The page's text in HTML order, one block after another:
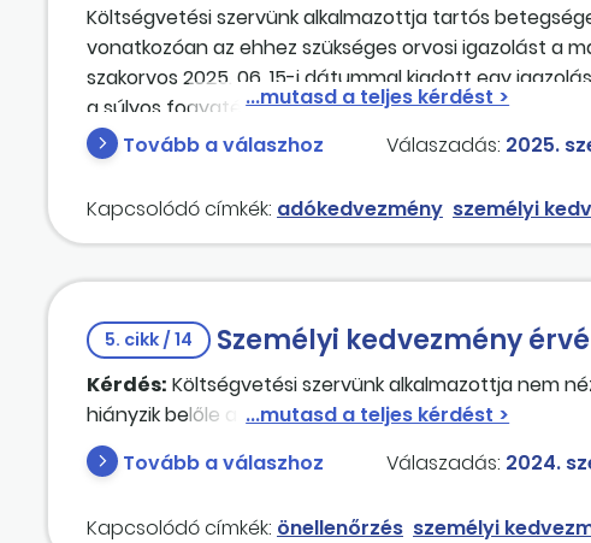
Költségvetési szervünk alkalmazottja tartós
vonatkozóan az ehhez szükséges orvosi igazolást a
szakorvos 2025. 06. 15-i dátummal kiadott egy
a súlyos fogyatékosság jellege végleges. Honnan
és Vámhivatal felé?
Tovább a válaszhoz Válaszadás: 2025.
Kapcsolódó címkék: adókedvezmény személyi
5. cikk / 14 Személyi kedvezmény
Kérdés: Költségvetési szervünk alkalmazottja nem
hiányzik belőle a személyi kedvezmény. Mi a teendő ez
Tovább a válaszhoz
Válaszadás: 2024.
Kapcsolódó címkék: önellenőrzés személyi